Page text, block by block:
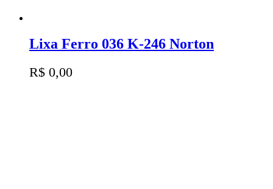
Lixa Ferro 036 K-246 Norton
R$ 0,00